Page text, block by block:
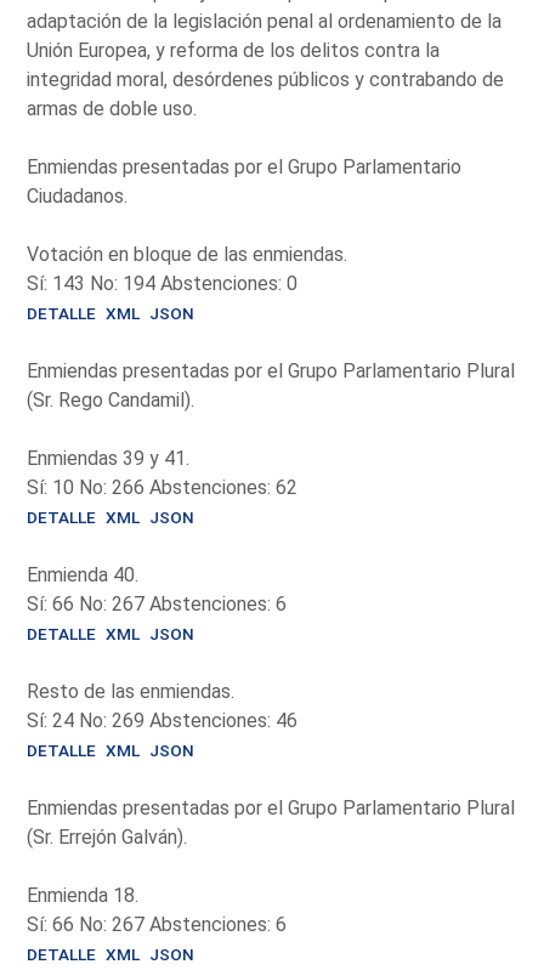
adaptación de la legislación penal al ordenamiento de la
Unión Europea, y reforma de los delitos contra la
integridad moral, desórdenes públicos y contrabando de
armas de doble uso.
Enmiendas presentadas por el Grupo Parlamentario
Ciudadanos.
Votación en bloque de las enmiendas.
Sí: 143 No: 194 Abstenciones: 0
DETALLE XML JSON
Enmiendas presentadas por el Grupo Parlamentario Plural
(Sr. Rego Candamil).
Enmiendas 39 y 41.
Sí: 10 No: 266 Abstenciones: 62
DETALLE XML JSON
Enmienda 40.
Sí: 66 No: 267 Abstenciones: 6
DETALLE XML JSON
Resto de las enmiendas.
Sí: 24 No: 269 Abstenciones: 46
DETALLE XML JSON
Enmiendas presentadas por el Grupo Parlamentario Plural
(Sr. Errejón Galván).
Enmienda 18.
Sí: 66 No: 267 Abstenciones: 6
DETALLE XML JSON